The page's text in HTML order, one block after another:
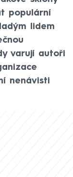
populární
lidem
varují autoři
nenávisti